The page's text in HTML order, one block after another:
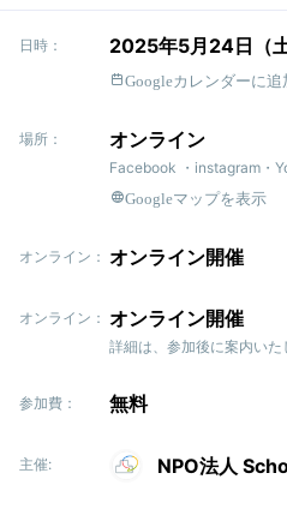
日時： 2025年5月24日（
Googleカレンダーに追
場所： オンライン
Facebook ・instagram・
Googleマップを表示
オンライン： オンライン開催
オンライン： オンライン開催
詳細は、参加後に案内いた
参加費： 無料
主催: NPO法人